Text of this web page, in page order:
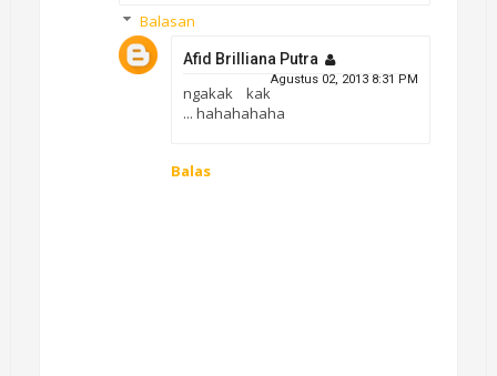
Balasan
Afid Brilliana Putra
Agustus 02, 2013 8:31 PM
ngakak kak
... hahahahaha
Balas